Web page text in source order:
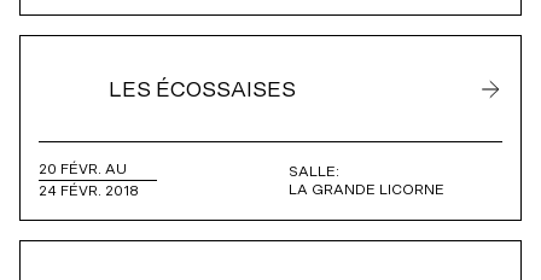
LES ÉCOSSAISES
20 FÉVR. AU
24 FÉVR. 2018
SALLE:
LA GRANDE LICORNE